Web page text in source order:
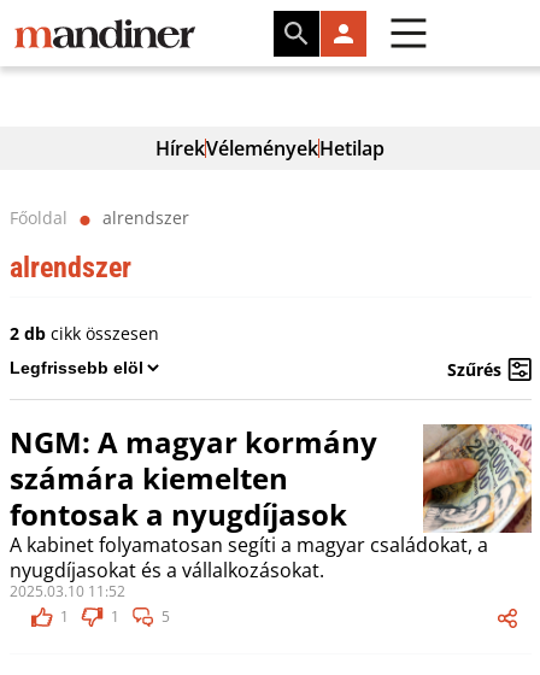
HírekVéleményekHetilap
Főoldal ⬤ alrendszer
alrendszer
2 dbcikk összesen
Szűrés
NGM: A magyar kormány
számára kiemelten
fontosak a nyugdíjasok
A kabinet folyamatosan segíti a magyar családokat, a
nyugdíjasokat és a vállalkozásokat.
2025.03.10 11:52
1
1 5